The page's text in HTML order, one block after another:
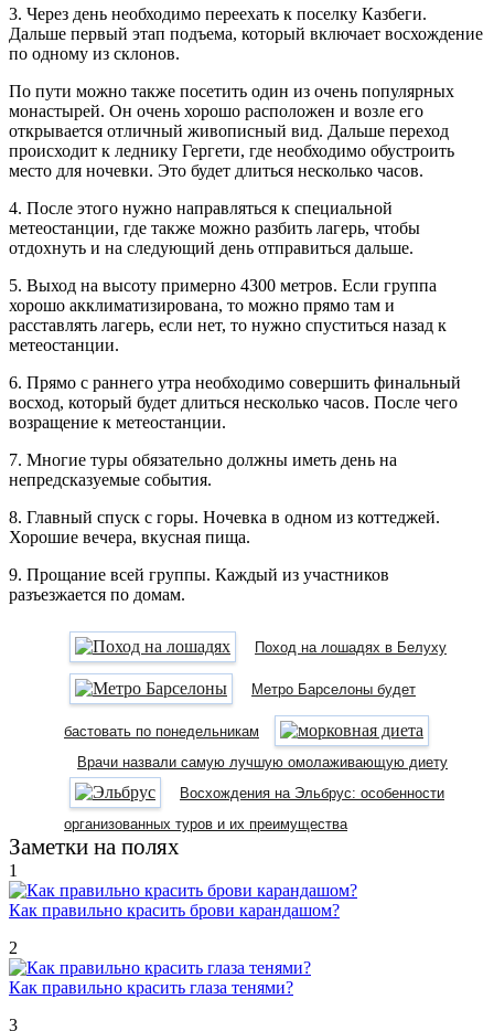
3. Через день необходимо переехать к поселку Казбеги.
Дальше первый этап подъема, который включает восхождение
по одному из склонов.
По пути можно также посетить один из очень популярных
монастырей. Он очень хорошо расположен и возле его
открывается отличный живописный вид. Дальше переход
происходит к леднику Гергети, где необходимо обустроить
место для ночевки. Это будет длиться несколько часов.
4. После этого нужно направляться к специальной
метеостанции, где также можно разбить лагерь, чтобы
отдохнуть и на следующий день отправиться дальше.
5. Выход на высоту примерно 4300 метров. Если группа
хорошо акклиматизирована, то можно прямо там и
расставлять лагерь, если нет, то нужно спуститься назад к
метеостанции.
6. Прямо с раннего утра необходимо совершить финальный
восход, который будет длиться несколько часов. После чего
возращение к метеостанции.
7. Многие туры обязательно должны иметь день на
непредсказуемые события.
8. Главный спуск с горы. Ночевка в одном из коттеджей.
Хорошие вечера, вкусная пища.
9. Прощание всей группы. Каждый из участников
разъезжается по домам.
Поход на лошадях в Белуху
Метро Барселоны будет
бастовать по понедельникам
Врачи назвали самую лучшую омолаживающую диету
Восхождения на Эльбрус: особенности
организованных туров и их преимущества
Заметки на полях
1
Как правильно красить брови карандашом?
2
Как правильно красить глаза тенями?
3